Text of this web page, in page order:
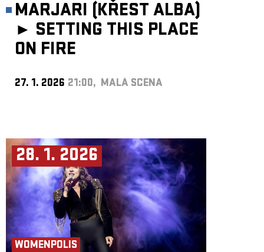
MARJARI (KŘEST ALBA)
► SETTING THIS PLACE
ON FIRE
27. 1. 2026 21:00, MALÁ SCÉNA
28. 1. 2026
WOMENPOLIS